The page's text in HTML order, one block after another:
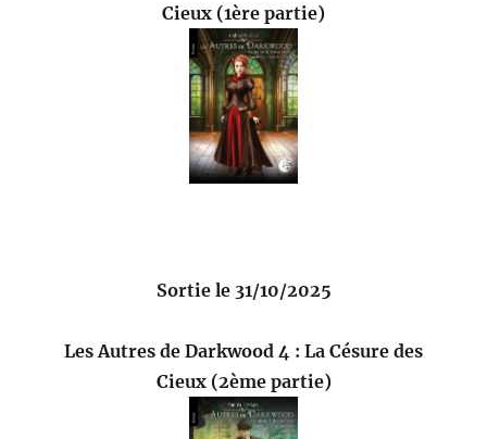
Cieux (1ère partie)
Sortie le 31/10/2025
Les Autres de Darkwood 4 : La Césure des
Cieux (2ème partie)